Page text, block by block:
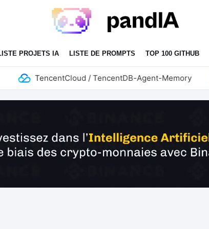
PROJETS IA LISTE DE PROMPTS TOP 100 GITHUB
TencentCloud / TencentDB-Agent-Memory